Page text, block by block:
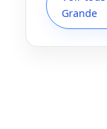
Grande